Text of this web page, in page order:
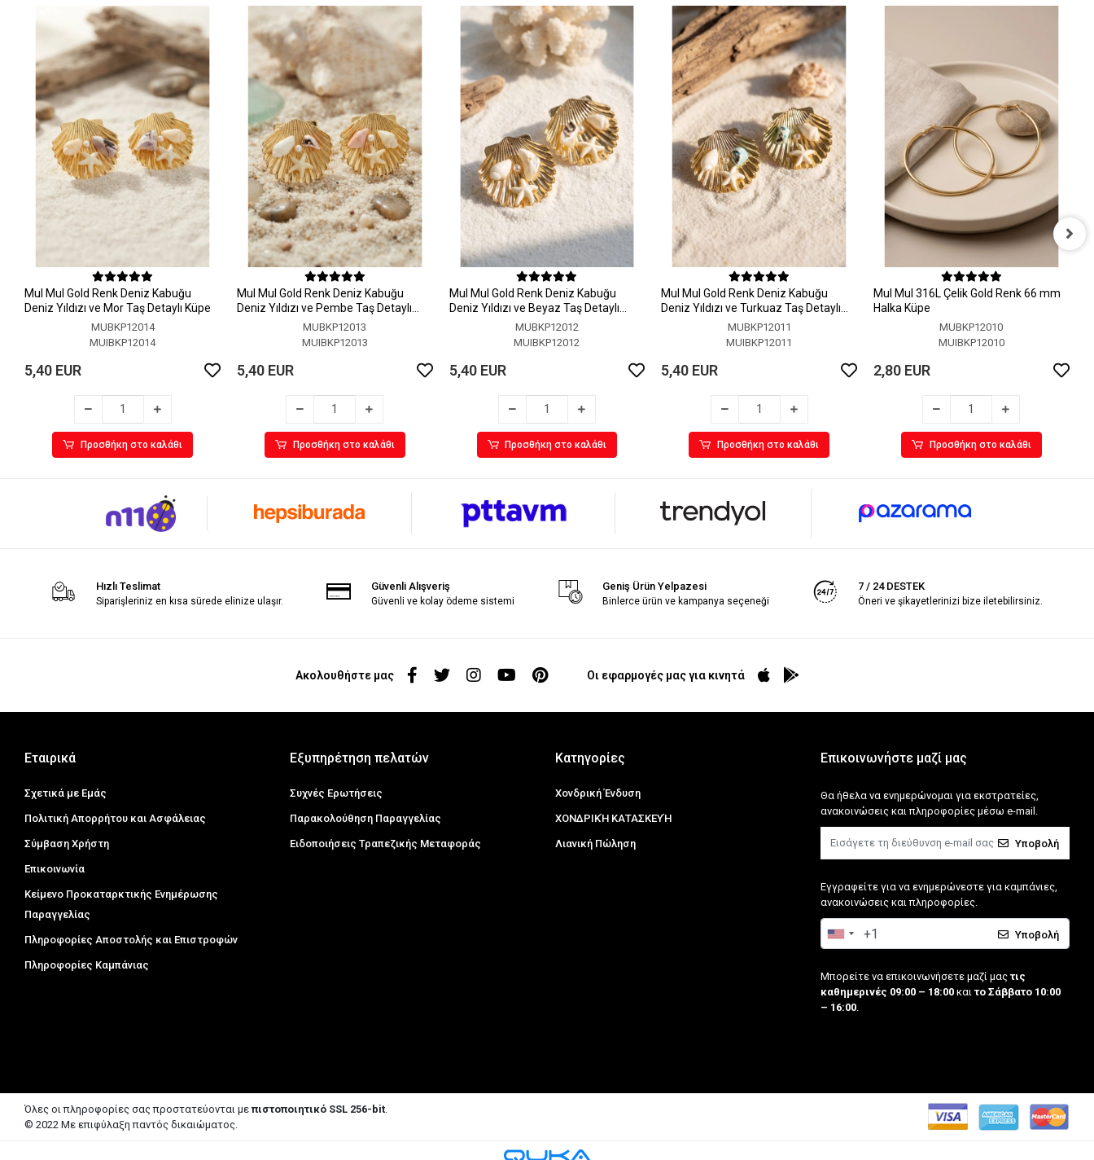
MuI MuI Gold Renk Deniz Kabuğu
Deniz Yıldızı ve Mor Taş Detaylı Küpe
MUBKP12014
MUIBKP12014
5,40 EUR
Προσθήκη στο καλάθι
MuI MuI Gold Renk Deniz Kabuğu
Deniz Yıldızı ve Pembe Taş Detaylı
MUBKP12013
MUIBKP12013
5,40 EUR
Προσθήκη στο καλάθι
MuI MuI Gold Renk Deniz Kabuğu
Deniz Yıldızı ve Beyaz Taş Detaylı
MUBKP12012
MUIBKP12012
5,40 EUR
Προσθήκη στο καλάθι
MuI MuI Gold Renk Deniz Kabuğu
Deniz Yıldızı ve Turkuaz Taş Detaylı
MUBKP12011
MUIBKP12011
5,40 EUR
Προσθήκη στο καλάθι
MuI MuI 316L Çelik Gold Renk 66 mm
Halka Küpe
MUBKP12010
MUIBKP12010
2,80 EUR
Προσθήκη στο καλάθι
Hızlı Teslimat
Siparişleriniz en kısa sürede elinize ulaşır.
Güvenli Alışveriş
Güvenli ve kolay ödeme sistemi
Geniş Ürün Yelpazesi
Binlerce ürün ve kampanya seçeneği
7 / 24 DESTEK
Öneri ve şikayetlerinizi bize iletebilirsiniz.
Ακολουθήστε μας Οι εφαρμογές μας για κινητά
Εταιρικά
Σχετικά με Εμάς
Πολιτική Απορρήτου και Ασφάλειας
Σύμβαση Χρήστη
Επικοινωνία
Κείμενο Προκαταρκτικής Ενημέρωσης
Παραγγελίας
Πληροφορίες Αποστολής και Επιστροφών
Πληροφορίες Καμπάνιας
Εξυπηρέτηση πελατών
Συχνές Ερωτήσεις
Παρακολούθηση Παραγγελίας
Ειδοποιήσεις Τραπεζικής Μεταφοράς
Κατηγορίες
Χονδρική Ένδυση
ΧΟΝΔΡΙΚΉ ΚΑΤΑΣΚΕΥΉ
Λιανική Πώληση
Επικοινωνήστε μαζί μας
Θα ήθελα να ενημερώνομαι για εκστρατείες,
ανακοινώσεις και πληροφορίες μέσω e-mail.
Υποβολή
Εγγραφείτε για να ενημερώνεστε για καμπάνιες,
ανακοινώσεις και πληροφορίες.
Υποβολή
Μπορείτε να επικοινωνήσετε μαζί μαςτις
καθημερινές 09:00 – 18:00καιτο Σάββατο 10:00
– 16:00.
Όλες οι πληροφορίες σας προστατεύονται μεπιστοποιητικό SSL 256-bit.
© 2022 Με επιφύλαξη παντός δικαιώματος.